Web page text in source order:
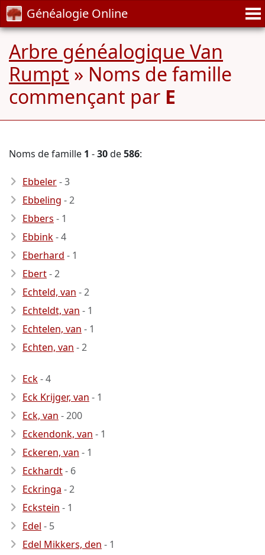
Généalogie Online
Arbre généalogique Van
Rumpt » Noms de famille
commençant par E
Noms de famille 1 -30de586:
Ebbeler- 3
Ebbeling - 2
Ebbers - 1
Ebbink- 4
Eberhard - 1
Ebert- 2
Echteld, van - 2
Echteldt, van - 1
Echtelen, van - 1
Echten, van - 2
Eck- 4
Eck Krijger, van - 1
Eck, van - 200
Eckendonk, van - 1
Eckeren, van - 1
Eckhardt- 6
Eckringa - 2
Eckstein - 1
Edel - 5
Edel Mikkers, den - 1